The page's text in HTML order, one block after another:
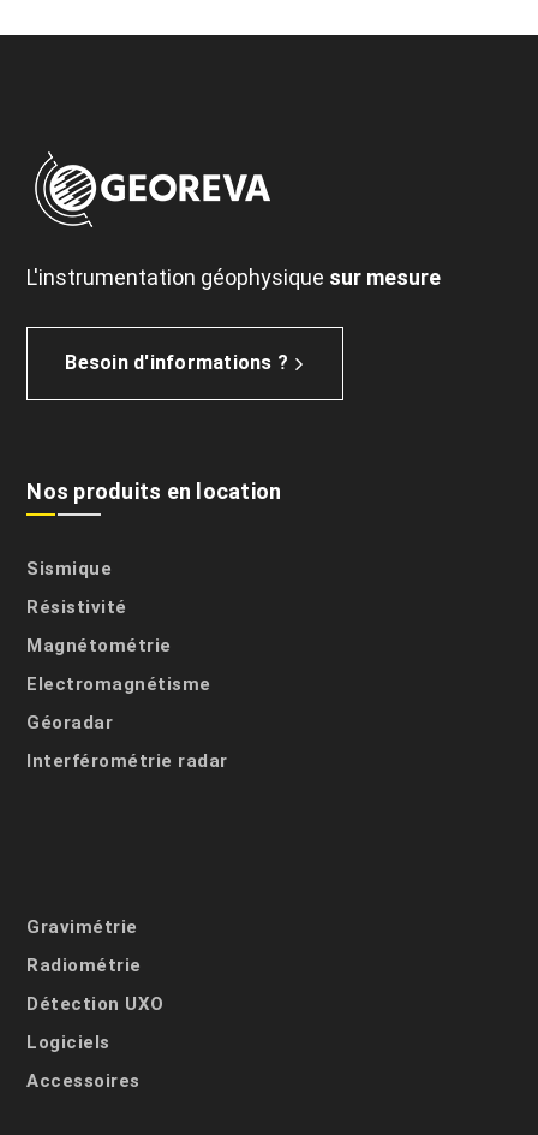
L'instrumentation géophysique sur mesure
Besoin d'informations ?
Nos produits en location
Sismique
Résistivité
Magnétométrie
Electromagnétisme
Géoradar
Interférométrie radar
Gravimétrie
Radiométrie
Détection UXO
Logiciels
Accessoires